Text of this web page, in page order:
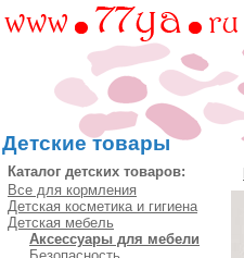
Детские товары
Каталог детских товаров:
Все для кормления
Детская косметика и гигиена
Детская мебель
Аксессуары для мебели